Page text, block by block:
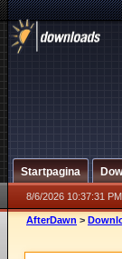
Startpagina
8/6/2026 10:37:31 PM
AfterDawn >